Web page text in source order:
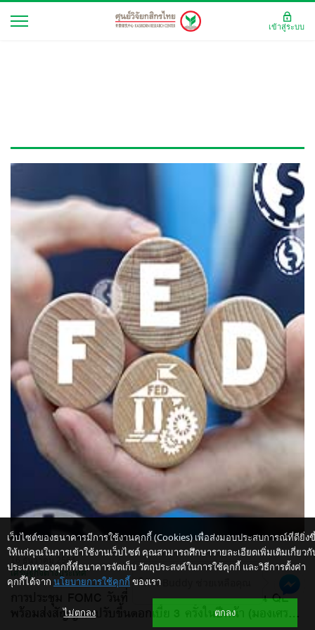
16 ธันวาคม 2564
เศรษฐกิจต่างประเทศ
การประชุม FOMC วันที่ 14-15 ธ.ค. เฟดเร่งลดวงเงิน QE
พร้อมส่งสัญญาณปรับขึ้นดอกเบี้ย 3 ครั้งในปีหน้า (มองเศร...
เว็บไซต์ของธนาคารมีการใช้งานคุกกี้ (Cookies) เพื่อส่งมอบประสบการณ์ที่ดียิ่ง
ให้แก่คุณในการเข้าใช้งานเว็บไซต์ คุณสามารถศึกษารายละเอียดเพิ่มเติมเกี่ยวกั
ประเภทของคุกกี้ที่ธนาคารจัดเก็บ วัตถุประสงค์ในการใช้คุกกี้ และวิธีการตั้งค่า
คุกกี้ได้จาก นโยบายการใช้คุกกี้ ของเรา
ไม่ตกลง ตกลง
เข้าสู่ระบบ
ให้ K-Buddy ช่วยเหลือคุณ